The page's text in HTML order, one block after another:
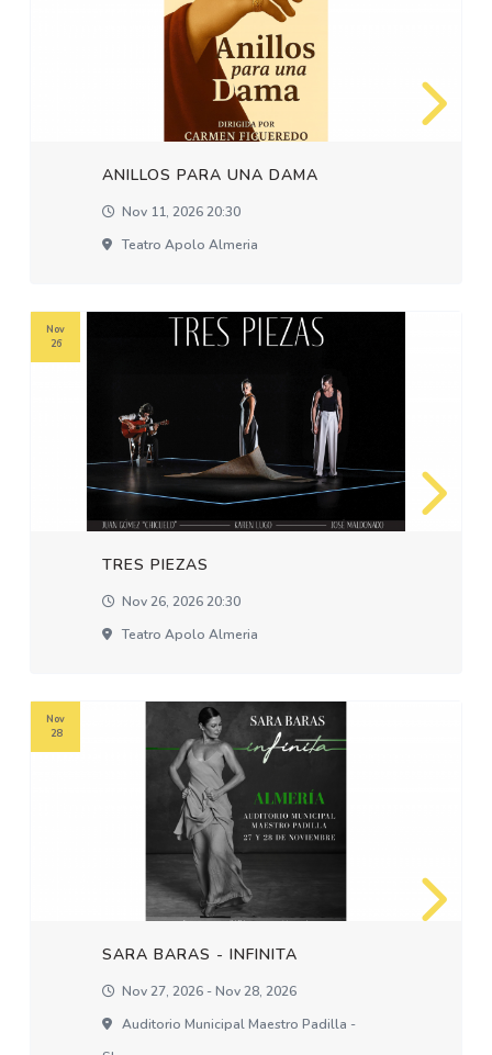
ANILLOS PARA UNA DAMA
Nov 11, 2026 20:30
Teatro Apolo Almeria
TRES PIEZAS
Nov 26, 2026 20:30
Teatro Apolo Almeria
Nov
26
SARA BARAS - INFINITA
Nov 27, 2026 - Nov 28, 2026
Auditorio Municipal Maestro Padilla -
Nov
28